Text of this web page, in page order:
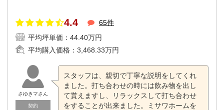
4.4
65件
平均坪単価： 44.40万円
平均購入価格： 3,468.33万円
さゆきマさん
契約
スタッフは、親切で丁寧な説明をしてくれ
ました。打ち合わせの時には飲み物を出し
て貰えますし、リラックスして打ち合わせ
をすることが出来ました。ミサワホームを